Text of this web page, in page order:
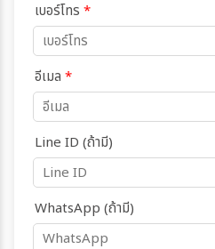
เบอร์โทร *
อีเมล *
Line ID (ถ้ามี)
WhatsApp (ถ้ามี)